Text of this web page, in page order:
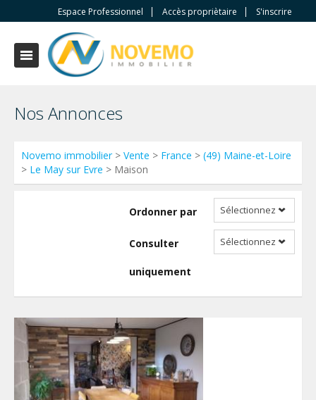
Espace Professionnel Accès propriètaire S'inscrire
Nos Annonces
Novemo immobilier> Vente > France > (49) Maine-et-Loire
> Le May sur Evre > Maison
Ordonner par Sélectionnez
Consulter
uniquement
Sélectionnez